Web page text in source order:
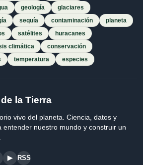
geología
glaciares
sequía contaminación
planeta
satélites
huracanes
climática
conservación
temperatura especies
la Tierra
vivo del planeta. Ciencia, datos y
entender nuestro mundo y construir un
▶ RSS